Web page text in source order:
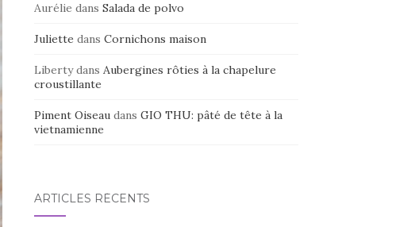
Aurélie dans Salada de polvo
Juliette dans Cornichons maison
Libertydans Aubergines rôties à la chapelure
croustillante
Piment Oiseaudans GIO THU: pâté de tête à la
vietnamienne
ARTICLES RÉCENTS